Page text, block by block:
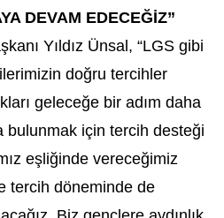
DEVAM EDECEĞİZ”
Yıldız Ünsal, “LGS gibi
doğru tercihler
geleceğe bir adım daha
bulunmak için tercih desteği
eşliğinde vereceğimiz
tercih döneminde de